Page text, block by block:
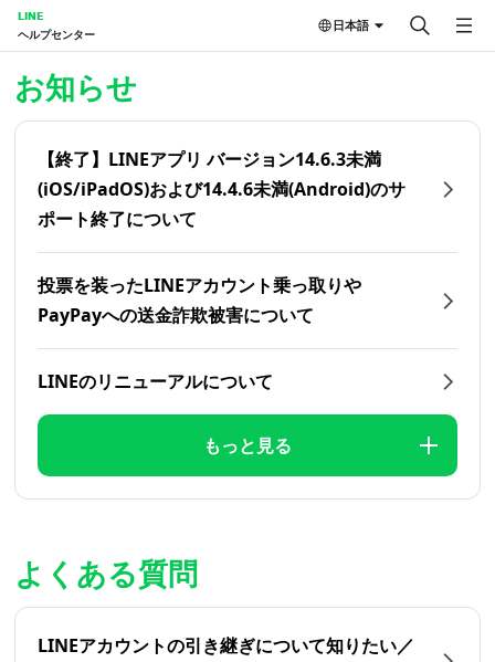
LINE
ヘルプセンター
日本語
お知らせ
【終了】LINEアプリ バージョン14.6.3未満
(iOS/iPadOS)および14.4.6未満(Android)のサ
ポート終了について
投票を装ったLINEアカウント乗っ取りや
PayPayへの送金詐欺被害について
LINEのリニューアルについて
もっと見る
よくある質問
LINEアカウントの引き継ぎについて知りたい／